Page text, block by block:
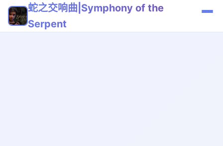
蛇之交响曲|Symphony of the
Serpent